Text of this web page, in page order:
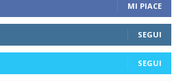
MI PIACE
SEGUI
SEGUI